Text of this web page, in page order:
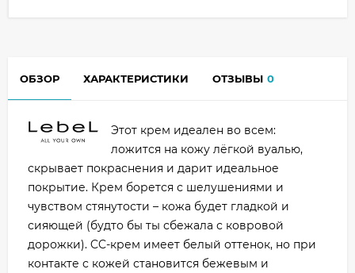
ОБЗОР ХАРАКТЕРИСТИКИ ОТЗЫВЫ 0
Этот крем идеален во всем:
ложится на кожу лёгкой вуалью,
скрывает покраснения и дарит идеальное
покрытие. Крем борется с шелушениями и
чувством стянутости – кожа будет гладкой и
сияющей (будто бы ты сбежала с ковровой
дорожки). CC-крем имеет белый оттенок, но при
контакте с кожей становится бежевым и